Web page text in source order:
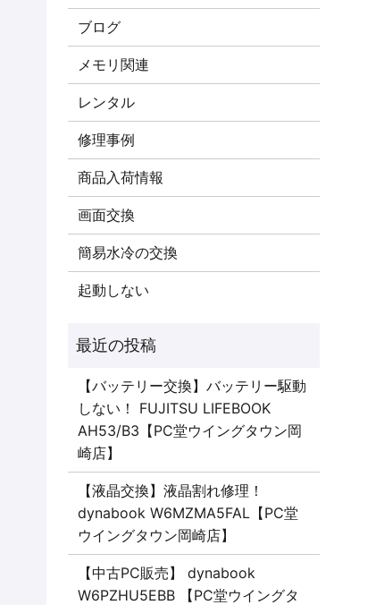
ブログ
メモリ関連
レンタル
修理事例
商品入荷情報
画面交換
簡易水冷の交換
起動しない
【バッテリー交換】バッテリー駆動
しない！ FUJITSU LIFEBOOK
AH53/B3【PC堂ウイングタウン岡
崎店】
【液晶交換】液晶割れ修理！
dynabook W6MZMA5FAL【PC堂
ウイングタウン岡崎店】
【中古PC販売】 dynabook
W6PZHU5EBB 【PC堂ウイングタ